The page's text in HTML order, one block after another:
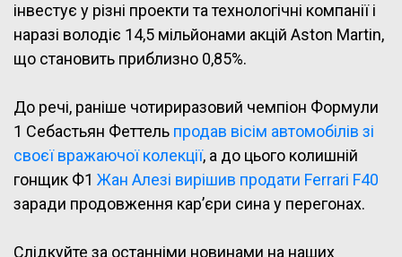
інвестує у різні проекти та технологічні компанії і
наразі володіє 14,5 мільйонами акцій Aston Martin,
що становить приблизно 0,85%.
До речі, раніше чотириразовий чемпіон Формули
1 Себастьян Феттель продав вісім автомобілів зі
своєї вражаючої колекції, а до цього колишній
гонщик Ф1 Жан Алезі вирішив продати Ferrari F40
заради продовження кар’єри сина у перегонах.
Слідкуйте за останніми новинами на наших